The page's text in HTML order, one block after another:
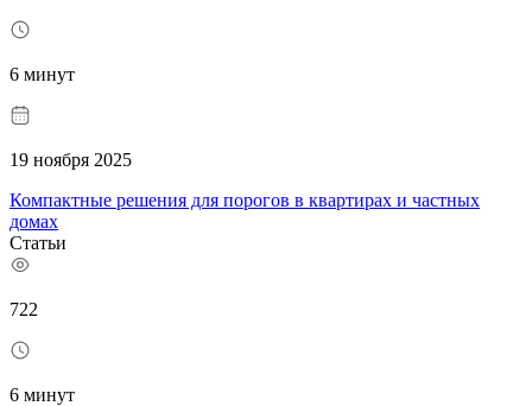
6 минут
19 ноября 2025
Компактные решения для порогов в квартирах и частных
домах
Статьи
722
6 минут